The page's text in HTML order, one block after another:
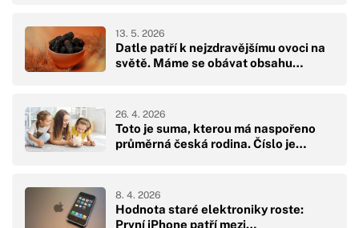
Datle patří k nejzdravějšímu ovoci na
světě. Máme se obávat obsahu…
13. 5. 2026
Toto je suma, kterou má naspořeno
průměrná česká rodina. Číslo je…
26. 4. 2026
Hodnota staré elektroniky roste:
První iPhone patří mezi…
8. 4. 2026